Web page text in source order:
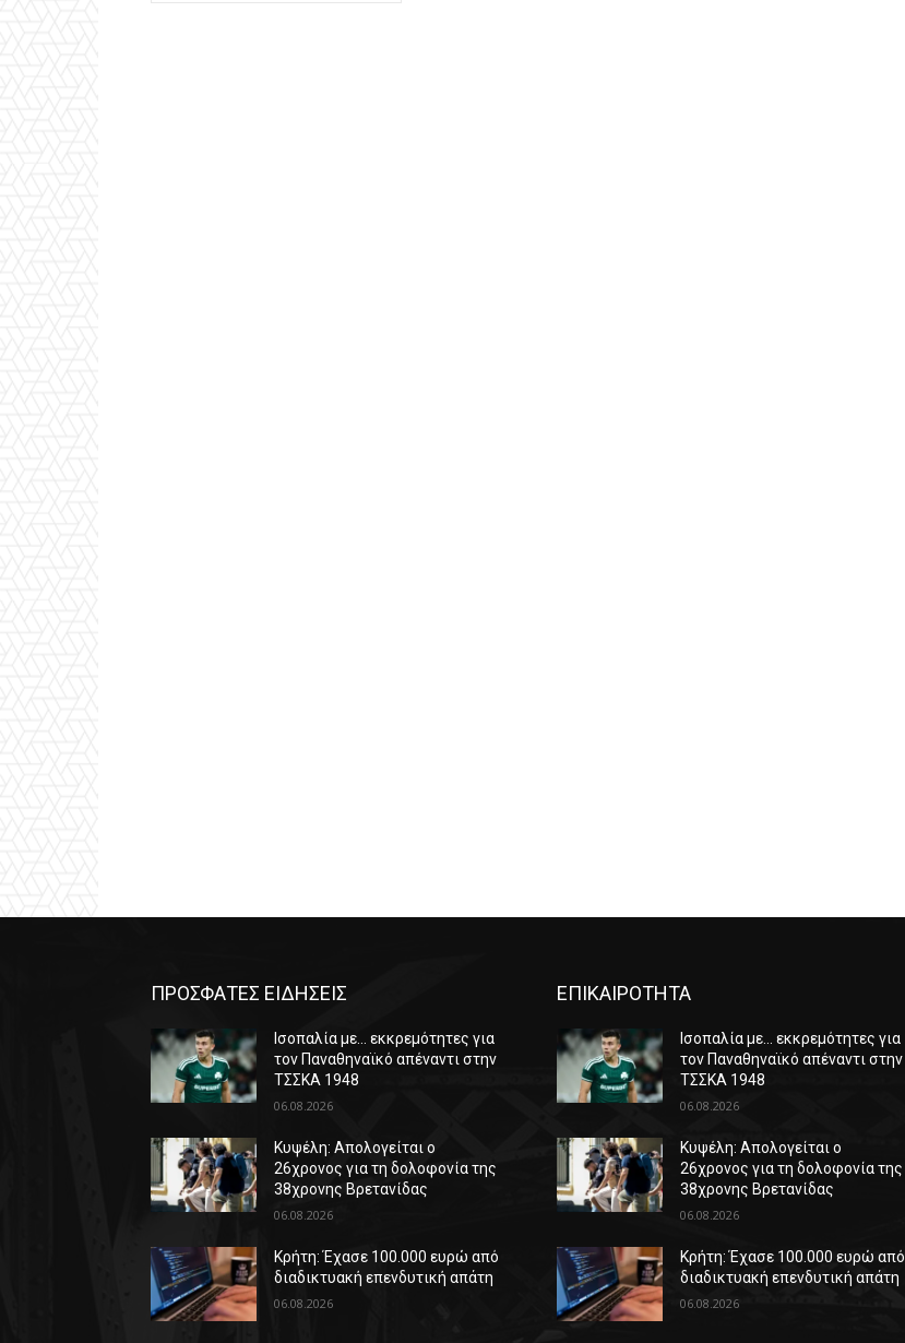
ΠΡΟΣΦΑΤΕΣ ΕΙΔΗΣΕΙΣ
Ισοπαλία με… εκκρεμότητες για
τον Παναθηναϊκό απέναντι στην
ΤΣΣΚΑ 1948
06.08.2026
Κυψέλη: Απολογείται ο
26χρονος για τη δολοφονία της
38χρονης Βρετανίδας
06.08.2026
Κρήτη: Έχασε 100.000 ευρώ από
διαδικτυακή επενδυτική απάτη
06.08.2026
ΕΠΙΚΑΙΡΟΤΗΤΑ
Ισοπαλία με… εκκρεμότητες για
τον Παναθηναϊκό απέναντι στην
ΤΣΣΚΑ 1948
06.08.2026
Κυψέλη: Απολογείται ο
26χρονος για τη δολοφονία της
38χρονης Βρετανίδας
06.08.2026
Κρήτη: Έχασε 100.000 ευρώ από
διαδικτυακή επενδυτική απάτη
06.08.2026